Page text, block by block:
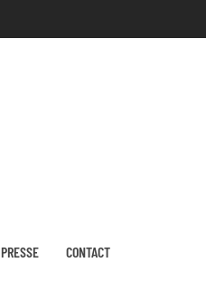
PRESSE CONTACT